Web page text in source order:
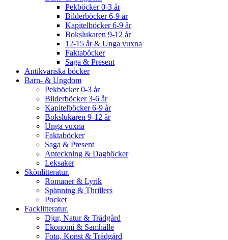
Pekböcker 0-3 år
Bilderböcker 6-9 år
Kapitelböcker 6-9 år
Bokslukaren 9-12 år
12-15 år & Unga vuxna
Faktaböcker
Saga & Present
Antikvariska böcker
Barn- & Ungdom
Pekböcker 0-3 år
Bilderböcker 3-6 år
Kapitelböcker 6-9 år
Bokslukaren 9-12 år
Unga vuxna
Faktaböcker
Saga & Present
Anteckning & Dagböcker
Leksaker
Skönlitteratur.
Romaner & Lyrik
Spänning & Thrillers
Pocket
Facklitteratur.
Djur, Natur & Trädgård
Ekonomi & Samhälle
Foto, Konst & Trädgård